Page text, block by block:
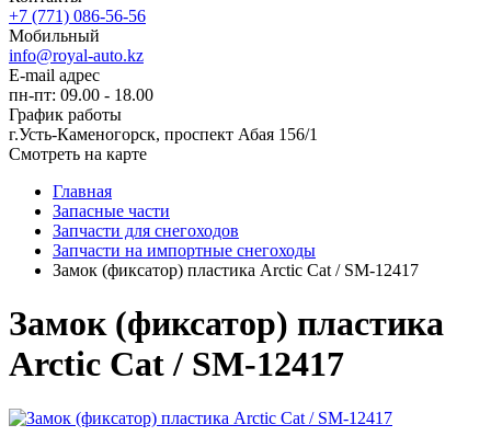
+7 (771) 086-56-56
Мобильный
info@royal-auto.kz
E-mail адрес
пн-пт: 09.00 - 18.00
График работы
г.Усть-Каменогорск, проспект Абая 156/1
Смотреть на карте
Главная
Запасные части
Запчасти для снегоходов
Запчасти на импортные снегоходы
Замок (фиксатор) пластика Arctic Cat / SM-12417
Замок (фиксатор) пластика
Arctic Cat / SM-12417